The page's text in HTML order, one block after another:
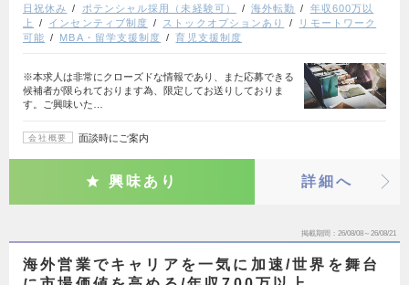
日祝休み
ポテンシャル採用（未経験可） 海外転勤
年収600万以
上
インセンティブ制度 ストックオプションあり
リモートワーク
可能
MBA・留学支援制度 育児支援制度
※本求人は非常にクローズドな情報であり、また応募できる
候補者が限られております為、限定してお送りしておりま
す。ご興味いた…
会社概要 面談時にご案内
興味あり 詳細へ
掲載期間 26/08/08～26/08/21
海外営業でキャリアを一気に加速/世界を舞台